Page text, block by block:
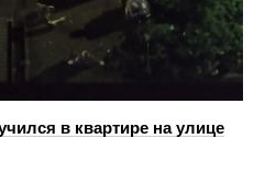
в квартире на улице